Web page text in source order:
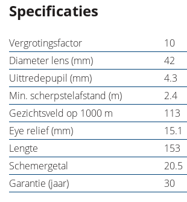
Specificaties
Vergrotingsfactor
10
Diameter lens (mm)
42
Uittredepupil (mm)
4.3
Min. scherpstelafstand (m)
2.4
Gezichtsveld op 1000 m
113
Eye relief (mm)
15.1
Lengte
153
Schemergetal
20.5
Garantie (jaar)
30